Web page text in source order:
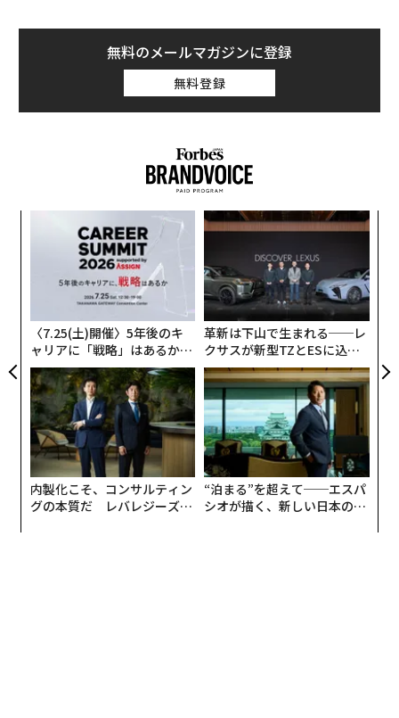
無料のメールマガジンに登録
無料登録
〈7.25(土)開催〉5年後のキ
ャリアに「戦略」はあるか。
トップエグゼクティブのキャ
リアに触れる1日│CAREER S
UMMIT 2026
革新は下山で生まれる──レ
クサスが新型TZとESに込め
た「DISCOVER」の哲学
内製化こそ、コンサルティン
グの本質だ レバレジーズが
“泊まる”を超えて──エスパ
シオが描く、新しい日本のラ